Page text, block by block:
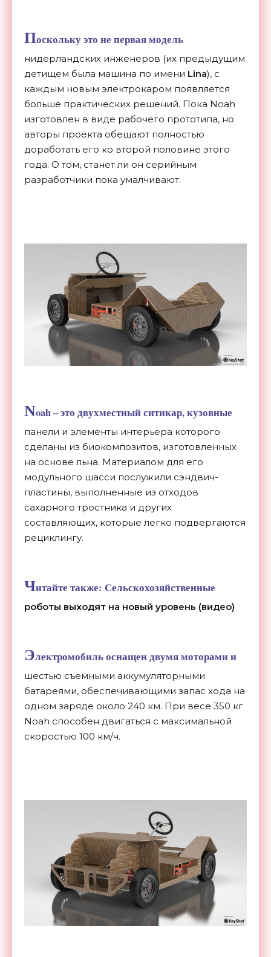
Поскольку это не первая модель
нидерландских инженеров (их предыдущим
детищем была машина по имени Lina), с
каждым новым электрокаром появляется
больше практических решений. Пока Noah
изготовлен в виде рабочего прототипа, но
авторы проекта обещают полностью
доработать его ко второй половине этого
года. О том, станет ли он серийным
разработчики пока умалчивают.
Noah – это двухместный ситикар, кузовные
панели и элементы интерьера которого
сделаны из биокомпозитов, изготовленных
на основе льна. Материалом для его
модульного шасси послужили сэндвич-
пластины, выполненные из отходов
сахарного тростника и других
составляющих, которые легко подвергаются
рециклингу.
Читайте также: Сельскохозяйственные
роботы выходят на новый уровень (видео)
Электромобиль оснащен двумя моторами и
шестью съемными аккумуляторными
батареями, обеспечивающими запас хода на
одном заряде около 240 км. При весе 350 кг
Noah способен двигаться с максимальной
скоростью 100 км/ч.